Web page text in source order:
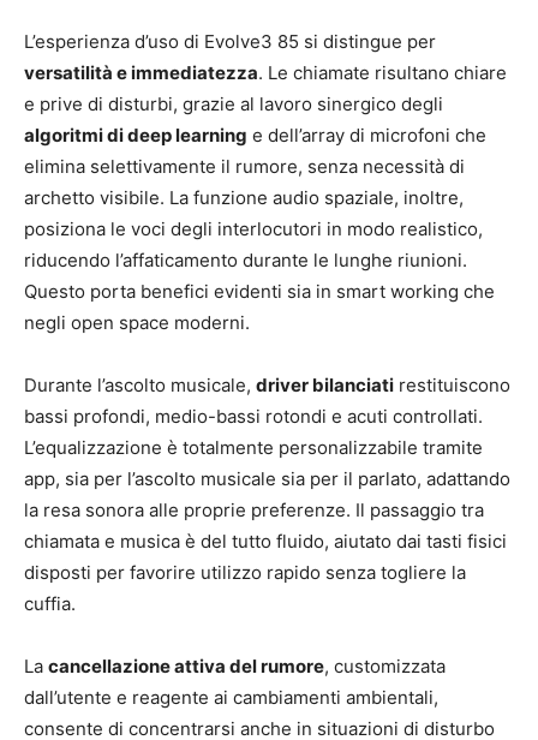
L’esperienza d’uso di Evolve3 85 si distingue per
versatilità e immediatezza. Le chiamate risultano chiare
e prive di disturbi, grazie al lavoro sinergico degli
algoritmi di deep learning e dell’array di microfoni che
elimina selettivamente il rumore, senza necessità di
archetto visibile. La funzione audio spaziale, inoltre,
posiziona le voci degli interlocutori in modo realistico,
riducendo l’affaticamento durante le lunghe riunioni.
Questo porta benefici evidenti sia in smart working che
negli open space moderni.
Durante l’ascolto musicale, driver bilanciati restituiscono
bassi profondi, medio-bassi rotondi e acuti controllati.
L’equalizzazione è totalmente personalizzabile tramite
app, sia per l’ascolto musicale sia per il parlato, adattando
la resa sonora alle proprie preferenze. Il passaggio tra
chiamata e musica è del tutto fluido, aiutato dai tasti fisici
disposti per favorire utilizzo rapido senza togliere la
cuffia.
La cancellazione attiva del rumore, customizzata
dall’utente e reagente ai cambiamenti ambientali,
consente di concentrarsi anche in situazioni di disturbo